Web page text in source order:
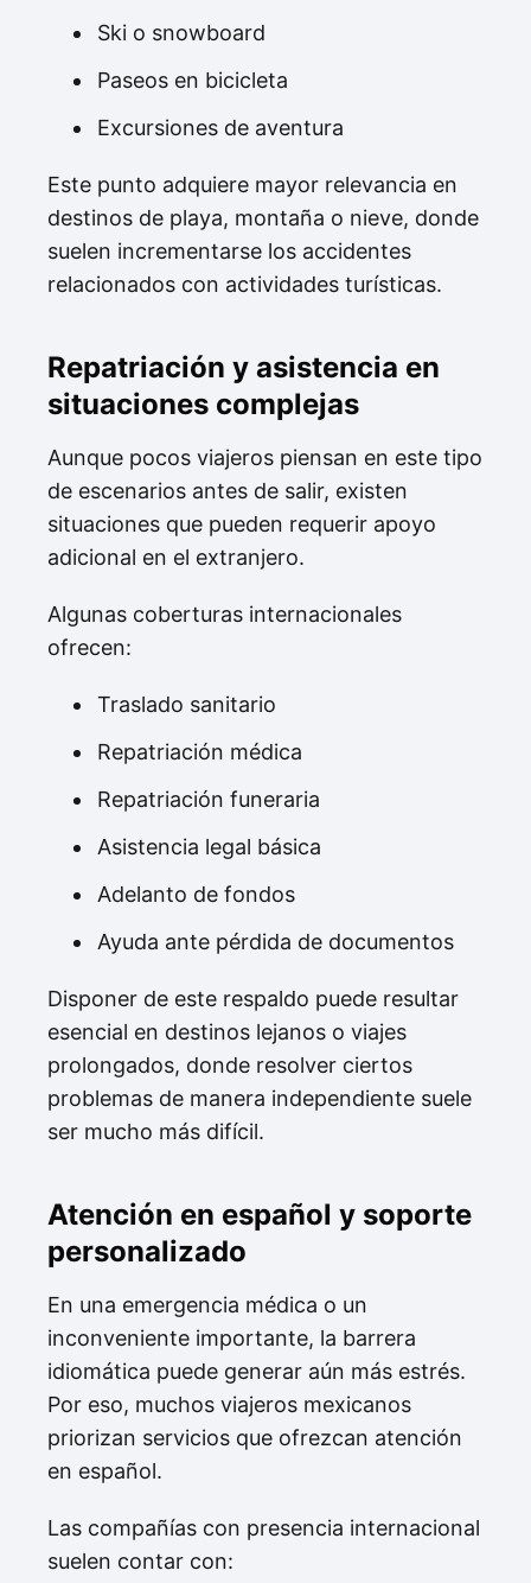
Ski o snowboard
Paseos en bicicleta
Excursiones de aventura
Este punto adquiere mayor relevancia en
destinos de playa, montaña o nieve, donde
suelen incrementarse los accidentes
relacionados con actividades turísticas.
Repatriación y asistencia en
situaciones complejas
Aunque pocos viajeros piensan en este tipo
de escenarios antes de salir, existen
situaciones que pueden requerir apoyo
adicional en el extranjero.
Algunas coberturas internacionales
ofrecen:
Traslado sanitario
Repatriación médica
Repatriación funeraria
Asistencia legal básica
Adelanto de fondos
Ayuda ante pérdida de documentos
Disponer de este respaldo puede resultar
esencial en destinos lejanos o viajes
prolongados, donde resolver ciertos
problemas de manera independiente suele
ser mucho más difícil.
Atención en español y soporte
personalizado
En una emergencia médica o un
inconveniente importante, la barrera
idiomática puede generar aún más estrés.
Por eso, muchos viajeros mexicanos
priorizan servicios que ofrezcan atención
en español.
Las compañías con presencia internacional
suelen contar con: